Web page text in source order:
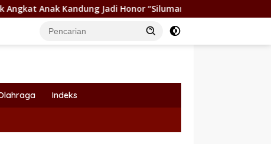
Jadi Honor “Siluman” Wabup Dony Lumenta Pimpin
Indeks